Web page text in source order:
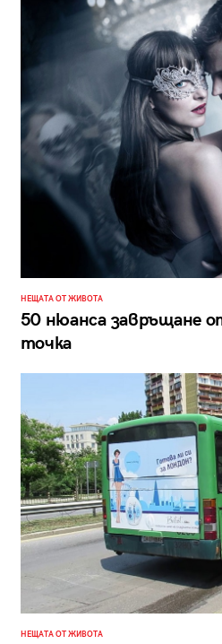
НЕЩАТА ОТ ЖИВОТА
50 нюанса завръщане
точка
НЕЩАТА ОТ ЖИВОТА